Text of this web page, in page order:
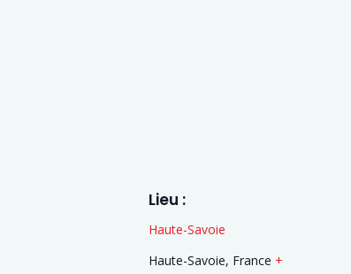
Lieu :
Haute-Savoie
Haute-Savoie, France +